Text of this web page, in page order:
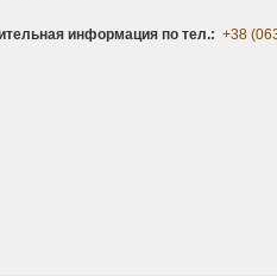
информация по тел.: +38